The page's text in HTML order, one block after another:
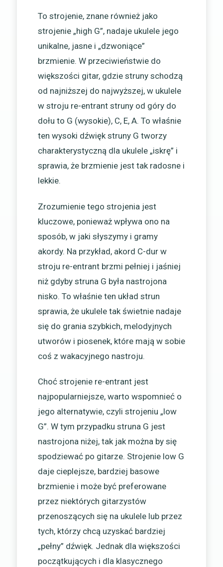
To strojenie, znane również jako
strojenie „high G”, nadaje ukulele jego
unikalne, jasne i „dzwoniące”
brzmienie. W przeciwieństwie do
większości gitar, gdzie struny schodzą
od najniższej do najwyższej, w ukulele
w stroju re-entrant struny od góry do
dołu to G (wysokie), C, E, A. To właśnie
ten wysoki dźwięk struny G tworzy
charakterystyczną dla ukulele „iskrę” i
sprawia, że brzmienie jest tak radosne i
lekkie.
Zrozumienie tego strojenia jest
kluczowe, ponieważ wpływa ono na
sposób, w jaki słyszymy i gramy
akordy. Na przykład, akord C-dur w
stroju re-entrant brzmi pełniej i jaśniej
niż gdyby struna G była nastrojona
nisko. To właśnie ten układ strun
sprawia, że ukulele tak świetnie nadaje
się do grania szybkich, melodyjnych
utworów i piosenek, które mają w sobie
coś z wakacyjnego nastroju.
Choć strojenie re-entrant jest
najpopularniejsze, warto wspomnieć o
jego alternatywie, czyli strojeniu „low
G”. W tym przypadku struna G jest
nastrojona niżej, tak jak można by się
spodziewać po gitarze. Strojenie low G
daje cieplejsze, bardziej basowe
brzmienie i może być preferowane
przez niektórych gitarzystów
przenoszących się na ukulele lub przez
tych, którzy chcą uzyskać bardziej
„pełny” dźwięk. Jednak dla większości
początkujących i dla klasycznego